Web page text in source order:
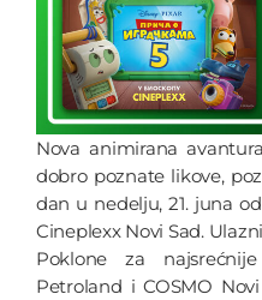
Nova animirana
dobro poznate likove,
dan u nedelju, 21. juna
Cineplexx Novi Sad.
Poklone za
Petroland i COSMO